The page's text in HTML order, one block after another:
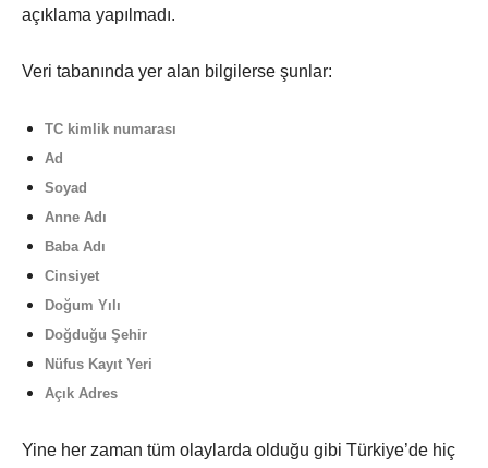
açıklama yapılmadı.
Veri tabanında yer alan bilgilerse şunlar:
TC kimlik numarası
Ad
Soyad
Anne Adı
Baba Adı
Cinsiyet
Doğum Yılı
Doğduğu Şehir
Nüfus Kayıt Yeri
Açık Adres
Yine her zaman tüm olaylarda olduğu gibi Türkiye’de hiç